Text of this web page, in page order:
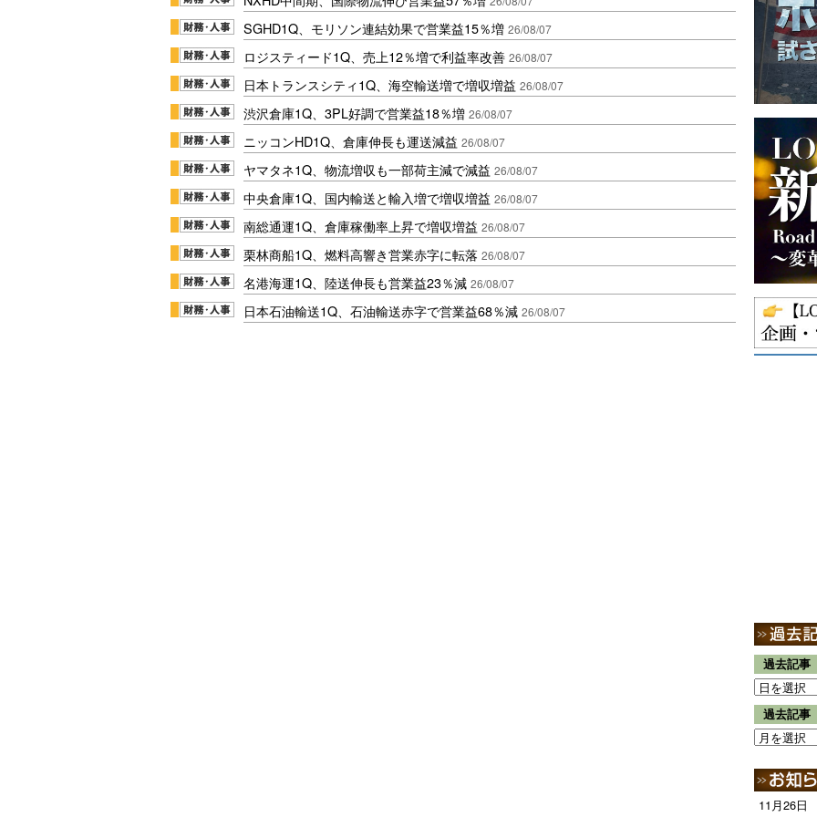
SGHD1Q、モリソン連結効果で営業益15％増 26/08/07
ロジスティード1Q、売上12％増で利益率改善 26/08/07
日本トランスシティ1Q、海空輸送増で増収増益 26/08/07
渋沢倉庫1Q、3PL好調で営業益18％増 26/08/07
ニッコンHD1Q、倉庫伸長も運送減益 26/08/07
ヤマタネ1Q、物流増収も一部荷主減で減益 26/08/07
中央倉庫1Q、国内輸送と輸入増で増収増益 26/08/07
南総通運1Q、倉庫稼働率上昇で増収増益 26/08/07
栗林商船1Q、燃料高響き営業赤字に転落 26/08/07
名港海運1Q、陸送伸長も営業益23％減 26/08/07
日本石油輸送1Q、石油輸送赤字で営業益68％減 26/08/07
過去記事
過去記事
11月26日